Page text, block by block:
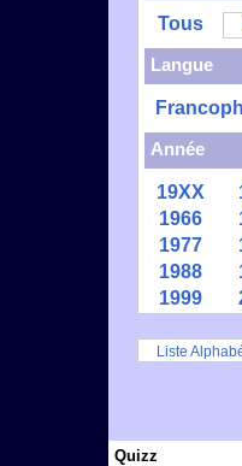
Tous
Langue
Année
19XX
1966
1977
1988
1999
Liste
Quizz